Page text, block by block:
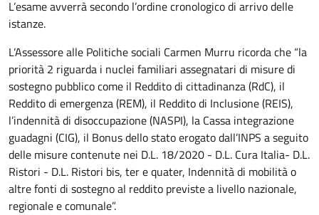
L’esame avverrà secondo l’ordine cronologico di arrivo delle
istanze.
L’Assessore alle Politiche sociali Carmen Murru ricorda che “la
priorità 2 riguarda i nuclei familiari assegnatari di misure di
sostegno pubblico come il Reddito di cittadinanza (RdC), il
Reddito di emergenza (REM), il Reddito di Inclusione (REIS),
l’indennità di disoccupazione (NASPI), la Cassa integrazione
guadagni (CIG), il Bonus dello stato erogato dall’INPS a seguito
delle misure contenute nei D.L. 18/2020 - D.L. Cura Italia- D.L.
Ristori - D.L. Ristori bis, ter e quater, Indennità di mobilità o
altre fonti di sostegno al reddito previste a livello nazionale,
regionale e comunale”.